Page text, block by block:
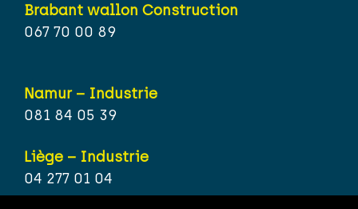
Brabant wallon Construction
067 70 00 89
Namur – Industrie
081 84 05 39
Liège – Industrie
04 277 01 04